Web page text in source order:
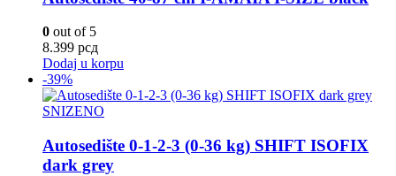
0 out of 5
8.399 рсд
Dodaj u korpu
-39%
SNIZENO
Autosedište 0-1-2-3 (0-36 kg) SHIFT ISOFIX
dark grey